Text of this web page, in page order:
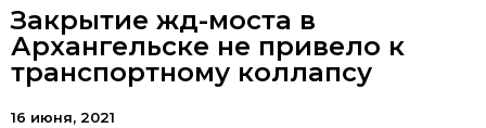
Закрытие жд-моста в
Архангельске не привело к
транспортному коллапсу
16 июня, 2021